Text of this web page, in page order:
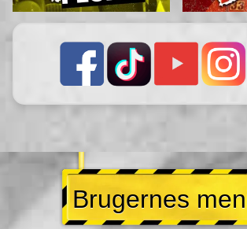
Brugernes